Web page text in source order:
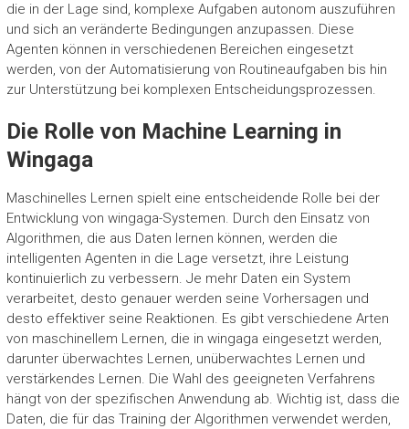
die in der Lage sind, komplexe Aufgaben autonom auszuführen
und sich an veränderte Bedingungen anzupassen. Diese
Agenten können in verschiedenen Bereichen eingesetzt
werden, von der Automatisierung von Routineaufgaben bis hin
zur Unterstützung bei komplexen Entscheidungsprozessen.
Die Rolle von Machine Learning in
Wingaga
Maschinelles Lernen spielt eine entscheidende Rolle bei der
Entwicklung von wingaga-Systemen. Durch den Einsatz von
Algorithmen, die aus Daten lernen können, werden die
intelligenten Agenten in die Lage versetzt, ihre Leistung
kontinuierlich zu verbessern. Je mehr Daten ein System
verarbeitet, desto genauer werden seine Vorhersagen und
desto effektiver seine Reaktionen. Es gibt verschiedene Arten
von maschinellem Lernen, die in wingaga eingesetzt werden,
darunter überwachtes Lernen, unüberwachtes Lernen und
verstärkendes Lernen. Die Wahl des geeigneten Verfahrens
hängt von der spezifischen Anwendung ab. Wichtig ist, dass die
Daten, die für das Training der Algorithmen verwendet werden,